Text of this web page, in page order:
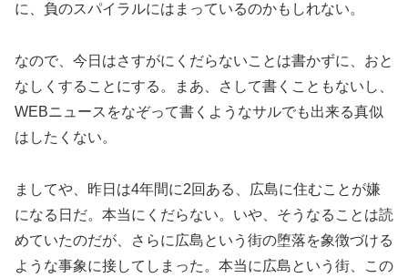
に、負のスパイラルにはまっているのかもしれない。
なので、今日はさすがにくだらないことは書かずに、おと
なしくすることにする。まあ、さして書くこともないし、
WEBニュースをなぞって書くようなサルでも出来る真似
はしたくない。
ましてや、昨日は4年間に2回ある、広島に住むことが嫌
になる日だ。本当にくだらない。いや、そうなることは読
めていたのだが、さらに広島という街の堕落を象徴づける
ような事象に接してしまった。本当に広島という街、この